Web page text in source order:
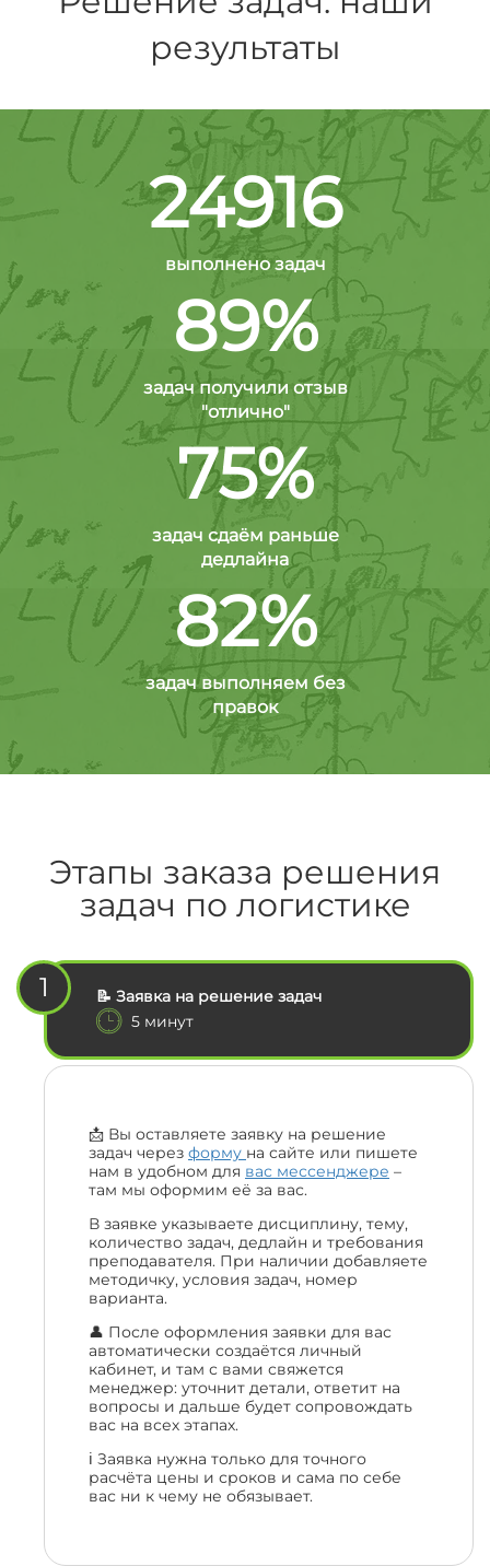
результаты
24916
выполнено задач
89%
задач получили отзыв
"отлично"
75%
задач сдаём раньше
дедлайна
82%
задач выполняем без
правок
Этапы заказа решения
задач по логистике
1
📝 Заявка на решение задач
5 минут
📩 Вы оставляете заявку на решение
задач через форму на сайте или пишете
нам в удобном для вас мессенджере –
там мы оформим её за вас.
В заявке указываете дисциплину, тему,
количество задач, дедлайн и требования
преподавателя. При наличии добавляете
методичку, условия задач, номер
варианта.
👤 После оформления заявки для вас
автоматически создаётся личный
кабинет, и там с вами свяжется
менеджер: уточнит детали, ответит на
вопросы и дальше будет сопровождать
вас на всех этапах.
ℹ️ Заявка нужна только для точного
расчёта цены и сроков и сама по себе
вас ни к чему не обязывает.